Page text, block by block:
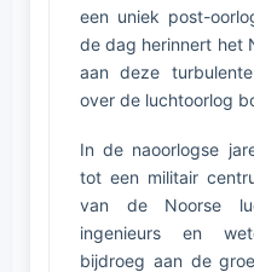
een uniek post-
de dag herinnert het
aan deze
over de luchtoorlog
In de naoorlogse
tot een militair
van de Noorse
ingenieurs en
bijdroeg aan de